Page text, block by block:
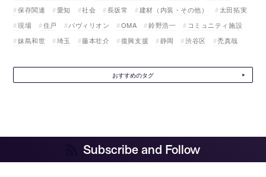
保存関連
愛知 社会 長坂常 建材（内装・その他）
太田拓実
現場
住戸 パヴィリオン OMA 鈴野浩一
コミュニティ施設
妹島和世
埼玉 藤本壮介 復興支援 静岡 渋谷区 禿真哉
おすすめのタグ
Subscribe and Follow